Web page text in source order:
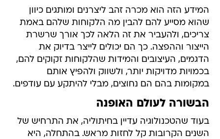
המידע הזה הוא מכרה זהב ליצרנים ומותגים כיוון
שהוא מסייע להם להבין מה הלקוחות שלהם באמת
צריכים, ולהעביר את זה הלאה לכך אורך שרשרת
הייצור וההפצה. כך הם יכולים לייצר בדיוק את
הדגמים, העיצובים והמידות שהלקוחות זקוקים להם,
בכמויות מדויקות יותר, ולשווק ולהפיץ אותם
במקומות בהם הם נחוצים, מבלי להיתקע עם עודפים.
הבשורה לעולם האופנה
בעוד שהטכנולוגיה עדיין בחיתוליה, את התרחיש של
השנים הקרובות קל לחזות מראש. בהתחלה, היא